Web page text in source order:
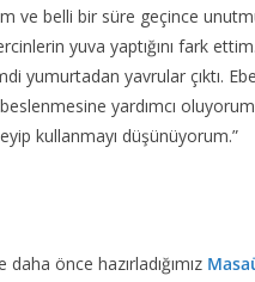
ve belli bir süre geçince
yuva yaptığını fark
yumurtadan yavrular çıktı.
yardımcı
kullanmayı düşünüyorum.”
önce hazırladığımız